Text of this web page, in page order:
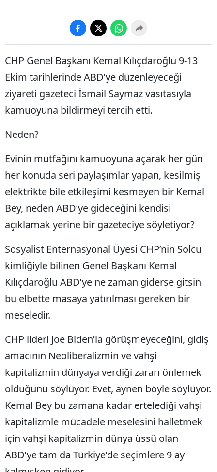
CHP Genel Başkanı Kemal Kılıçdaroğlu 9-13
Ekim tarihlerinde ABD’ye düzenleyeceği
ziyareti gazeteci İsmail Saymaz vasıtasıyla
kamuoyuna bildirmeyi tercih etti.
Neden?
Evinin mutfağını kamuoyuna açarak her gün
her konuda seri paylaşımlar yapan, kesilmiş
elektrikte bile etkileşimi kesmeyen bir Kemal
Bey, neden ABD’ye gideceğini kendisi
açıklamak yerine bir gazeteciye söyletiyor?
Sosyalist Enternasyonal Üyesi CHP’nin Solcu
kimliğiyle bilinen Genel Başkanı Kemal
Kılıçdaroğlu ABD’ye ne zaman giderse gitsin
bu elbette masaya yatırılması gereken bir
meseledir.
CHP lideri Joe Biden’la görüşmeyeceğini, gidiş
amacının Neoliberalizmin ve vahşi
kapitalizmin dünyaya verdiği zararı önlemek
olduğunu söylüyor. Evet, aynen böyle söylüyor.
Kemal Bey bu zamana kadar ertelediği vahşi
kapitalizmle mücadele meselesini halletmek
için vahşi kapitalizmin dünya üssü olan
ABD’ye tam da Türkiye’de seçimlere 9 ay